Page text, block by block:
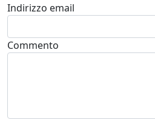
Indirizzo email
Commento